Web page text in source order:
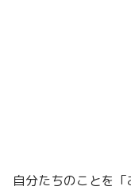
自分たちのことを